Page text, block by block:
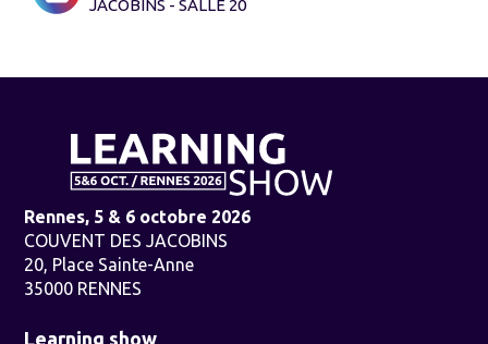
JACOBINS - SALLE 20
Rennes, 5 & 6 octobre 2026
COUVENT DES JACOBINS
20, Place Sainte-Anne
35000 RENNES
Learning show